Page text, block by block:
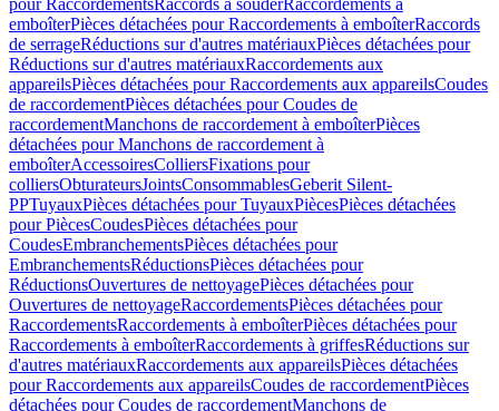
pour RaccordementsRaccords à souderRaccordements à
emboîterPièces détachées pour Raccordements à emboîterRaccords
de serrageRéductions sur d'autres matériauxPièces détachées pour
Réductions sur d'autres matériauxRaccordements aux
appareilsPièces détachées pour Raccordements aux appareilsCoudes
de raccordementPièces détachées pour Coudes de
raccordementManchons de raccordement à emboîterPièces
détachées pour Manchons de raccordement à
emboîterAccessoiresColliersFixations pour
colliersObturateursJointsConsommablesGeberit Silent-
PPTuyauxPièces détachées pour TuyauxPiècesPièces détachées
pour PiècesCoudesPièces détachées pour
CoudesEmbranchementsPièces détachées pour
EmbranchementsRéductionsPièces détachées pour
RéductionsOuvertures de nettoyagePièces détachées pour
Ouvertures de nettoyageRaccordementsPièces détachées pour
RaccordementsRaccordements à emboîterPièces détachées pour
Raccordements à emboîterRaccordements à griffesRéductions sur
d'autres matériauxRaccordements aux appareilsPièces détachées
pour Raccordements aux appareilsCoudes de raccordementPièces
détachées pour Coudes de raccordementManchons de